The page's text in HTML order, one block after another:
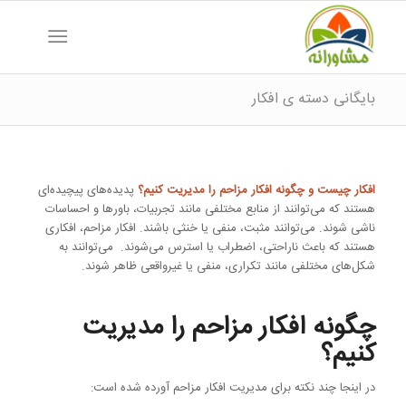
بایگانی دسته ی افکار
افکار چیست و چگونه افکار مزاحم را مدیریت کنیم؟ پدیده‌های پیچیده‌ای
هستند که می‌توانند از منابع مختلفی مانند تجربیات، باورها و احساسات
ناشی شوند. می‌توانند مثبت، منفی یا خنثی باشند. افکار مزاحم، افکاری
هستند که باعث ناراحتی، اضطراب یا استرس می‌شوند. می‌توانند به
شکل‌های مختلفی مانند تکراری، منفی یا غیرواقعی ظاهر شوند.
چگونه افکار مزاحم را مدیریت
کنیم؟
در اینجا چند نکته برای مدیریت افکار مزاحم آورده شده است: